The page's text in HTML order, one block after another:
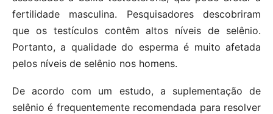
fertilidade masculina. Pesquisadores descobriram
que os testículos contêm altos níveis de selênio.
Portanto, a qualidade do esperma é muito afetada
pelos níveis de selênio nos homens.
De acordo com um estudo, a suplementação de
selênio é frequentemente recomendada para resolver